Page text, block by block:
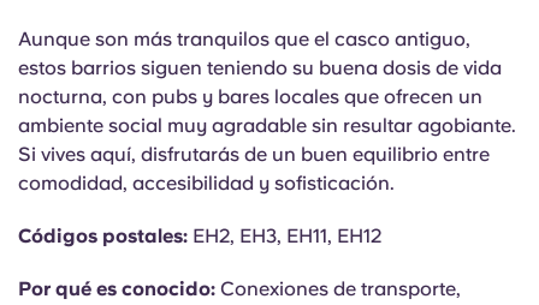
Aunque son más tranquilos que el casco antiguo,
estos barrios siguen teniendo su buena dosis de vida
nocturna, con pubs y bares locales que ofrecen un
ambiente social muy agradable sin resultar agobiante.
Si vives aquí, disfrutarás de un buen equilibrio entre
comodidad, accesibilidad y sofisticación.
Códigos postales: EH2, EH3, EH11, EH12
Por qué es conocido: Conexiones de transporte,